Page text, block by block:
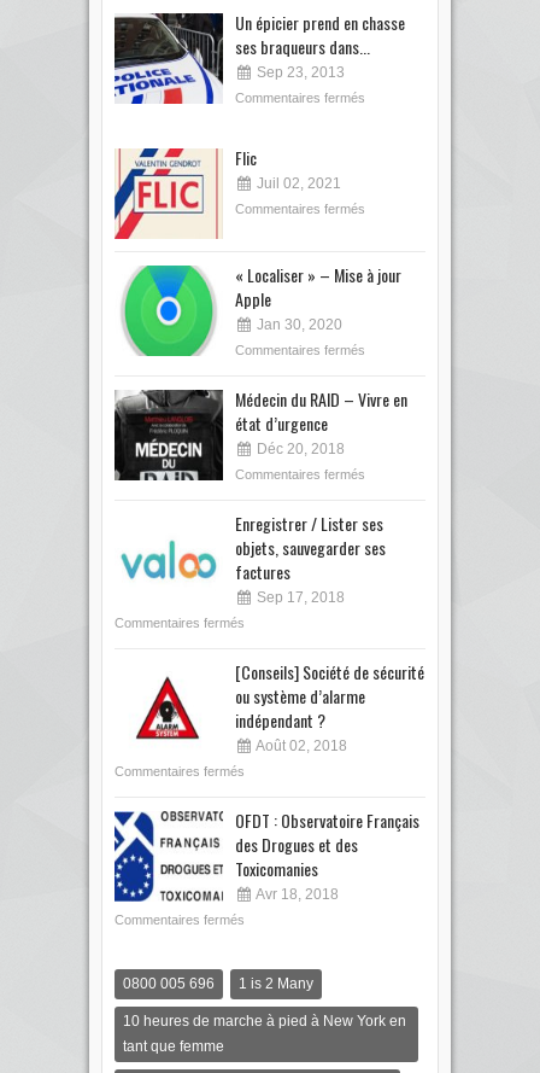
Un épicier prend en chasse
ses braqueurs dans...
Sep 23, 2013
Commentaires fermés
Flic
Juil 02, 2021
Commentaires fermés
« Localiser » – Mise à jour
Apple
Jan 30, 2020
Commentaires fermés
Médecin du RAID – Vivre en
état d’urgence
Déc 20, 2018
Commentaires fermés
Enregistrer / Lister ses
objets, sauvegarder ses
factures
Sep 17, 2018
Commentaires fermés
[Conseils] Société de sécurité
ou système d’alarme
indépendant ?
Août 02, 2018
Commentaires fermés
OFDT : Observatoire Français
des Drogues et des
Toxicomanies
Avr 18, 2018
Commentaires fermés
0800 005 696 1 is 2 Many
10 heures de marche à pied à New York en
tant que femme